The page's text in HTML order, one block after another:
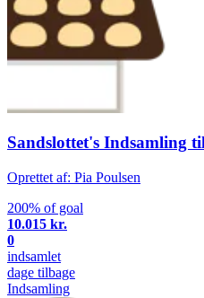
Sandslottet's Indsamling
Oprettet af: Pia Poulsen
200% of goal
10.015 kr.
0
indsamlet
dage tilbage
Indsamling